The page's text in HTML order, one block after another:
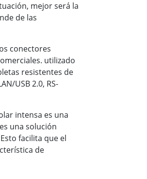
mejor será la
de las
conectores
utilizado
resistentes de
USB 2.0, RS-
intensa es una
una solución
facilita que el
de